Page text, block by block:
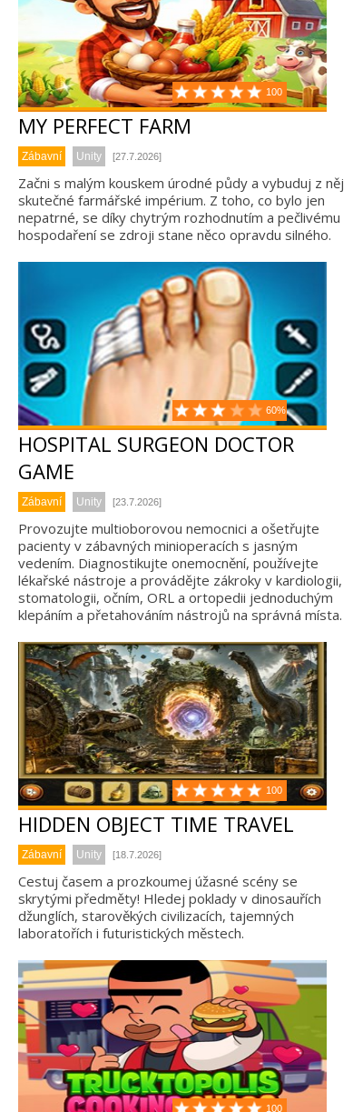
100
MY PERFECT FARM
Zábavní Unity [27.7.2026]
Začni s malým kouskem úrodné půdy a vybuduj z něj
skutečné farmářské impérium. Z toho, co bylo jen
nepatrné, se díky chytrým rozhodnutím a pečlivému
hospodaření se zdroji stane něco opravdu silného.
60%
HOSPITAL SURGEON DOCTOR
GAME
Zábavní Unity [23.7.2026]
Provozujte multioborovou nemocnici a ošetřujte
pacienty v zábavných minioperacích s jasným
vedením. Diagnostikujte onemocnění, používejte
lékařské nástroje a provádějte zákroky v kardiologii,
stomatologii, očním, ORL a ortopedii jednoduchým
klepáním a přetahováním nástrojů na správná místa.
100
HIDDEN OBJECT TIME TRAVEL
Zábavní Unity [18.7.2026]
Cestuj časem a prozkoumej úžasné scény se
skrytými předměty! Hledej poklady v dinosauřích
džunglích, starověkých civilizacích, tajemných
laboratořích i futuristických městech.
100